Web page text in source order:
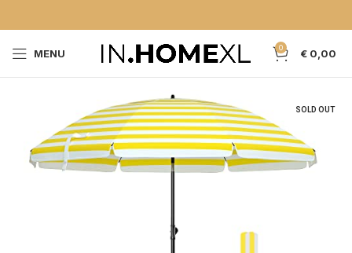
MENU 0 € 0,00
SOLD OUT